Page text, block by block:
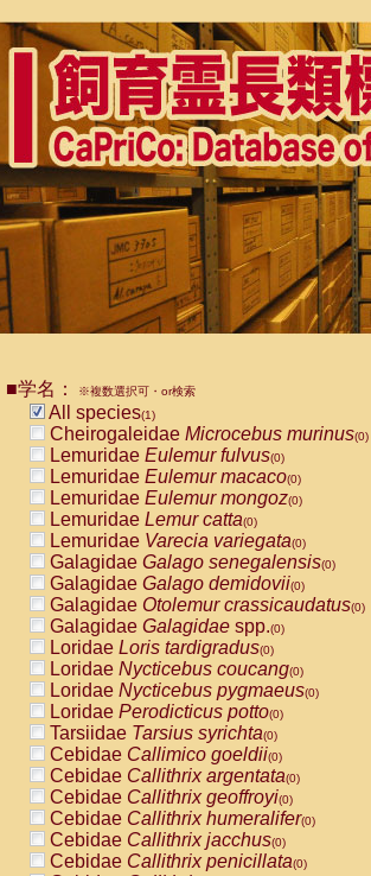
■学名： ※複数選択可・or検索
All species(1)
Cheirogaleidae Microcebus murinus(0)
Lemuridae Eulemur fulvus(0)
Lemuridae Eulemur macaco(0)
Lemuridae Eulemur mongoz(0)
Lemuridae Lemur catta(0)
Lemuridae Varecia variegata(0)
Galagidae Galago senegalensis(0)
Galagidae Galago demidovii(0)
Galagidae Otolemur crassicaudatus(0)
Galagidae Galagidae spp.(0)
Loridae Loris tardigradus(0)
Loridae Nycticebus coucang(0)
Loridae Nycticebus pygmaeus(0)
Loridae Perodicticus potto(0)
Tarsiidae Tarsius syrichta(0)
Cebidae Callimico goeldii(0)
Cebidae Callithrix argentata(0)
Cebidae Callithrix geoffroyi(0)
Cebidae Callithrix humeralifer(0)
Cebidae Callithrix jacchus(0)
Cebidae Callithrix penicillata(0)